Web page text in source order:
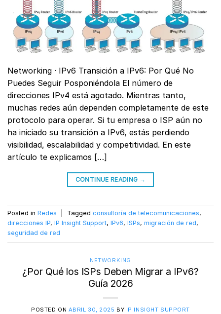
Networking · IPv6 Transición a IPv6: Por Qué No
Puedes Seguir Posponiéndola El número de
direcciones IPv4 está agotado. Mientras tanto,
muchas redes aún dependen completamente de este
protocolo para operar. Si tu empresa o ISP aún no
ha iniciado su transición a IPv6, estás perdiendo
visibilidad, escalabilidad y competitividad. En este
artículo te explicamos […]
CONTINUE READING →
Posted in Redes Tagged consultoría de telecomunicaciones,
direcciones IP, IP Insight Support, IPv6, ISPs, migración de red,
seguridad de red
NETWORKING
¿Por Qué los ISPs Deben Migrar a IPv6?
Guía 2026
POSTED ON ABRIL 30, 2025 BY IP INSIGHT SUPPORT